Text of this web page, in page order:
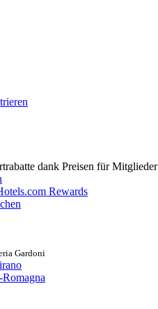
dank Preisen für Mitglieder
Rewards
Gardoni